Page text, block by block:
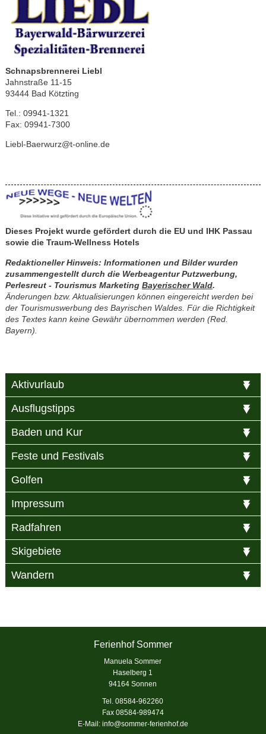
Schnapsbrennerei Liebl
Jahnstraße 11-15
93444 Bad Kötzting
Tel.: 09941-1321
Fax: 09941-7300
Liebl-Baerwurz@t-online.de
Dieses Projekt wurde gefördert durch die EU und IHK Passau
sowie die Traum-Wellness Hotels
Redaktioneller Hinweis: Informationen und Bilder wurden
zusammengestellt durch die Werbeagentur Putzwerbung,
Perlesreut - Tourismus Marketing Bayerischer Wald.
Änderungen bzw. Aktualisierungen können eingereicht werden bei
der Tourismuswerbung des Bayrischen Waldes. Für die Richtigkeit
des Textes kann keine Gewähr übernommen werden (Red.
Bayern).
Aktivurlaub
Ausflugstipps
Baden und Kur
Feste und Festivals
Golfen
Impressum
Radfahren
Skigebiete
Wandern
Ferienhof Sommer
Manuela Sommer
Haselberg 1
94164 Sonnen
Tel. 08584-962260
Fax 08584-989474
E-Mail: info@sommer-ferienhof.de